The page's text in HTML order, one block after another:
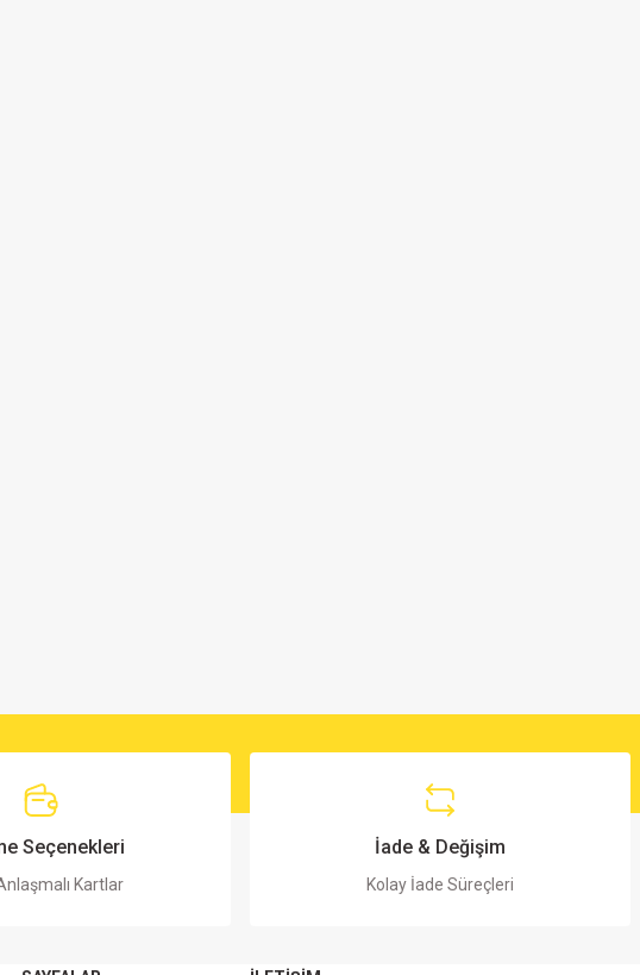
Seçenekleri
Kartlar
İade & Değişim
Kolay İade Süreçleri